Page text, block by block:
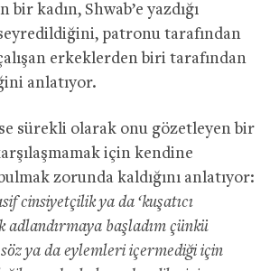
bir kadın, Shwab’e yazdığı
patronu tarafından
erkeklerden biri tarafından
anlatıyor.
sürekli olarak onu gözetleyen bir
için kendine
zorunda kaldığını anlatıyor:
cinsiyetçilik ya da ‘kuşatıcı
adlandırmaya başladım çünkü
ya da eylemleri içermediği için